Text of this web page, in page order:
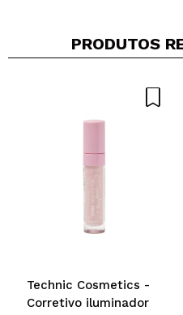
Seu vídeo pode ser o
Recomenda esta
PRODUTOS
Technic Cosmetics -
Corretivo iluminador